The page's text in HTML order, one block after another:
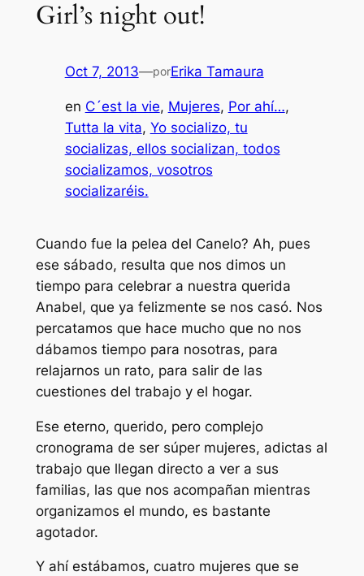
Girl’s night out!
Oct 7, 2013—porErika Tamaura
en C´est la vie, Mujeres, Por ahí…
Tutta la vita, Yo socializo, tu
socializas, ellos socializan, todos
socializamos, vosotros
socializaréis.
Cuando fue la pelea del Canelo? Ah, pues
ese sábado, resulta que nos dimos un
tiempo para celebrar a nuestra querida
Anabel, que ya felizmente se nos casó. Nos
percatamos que hace mucho que no nos
dábamos tiempo para nosotras, para
relajarnos un rato, para salir de las
cuestiones del trabajo y el hogar.
Ese eterno, querido, pero complejo
cronograma de ser súper mujeres, adictas al
trabajo que llegan directo a ver a sus
familias, las que nos acompañan mientras
organizamos el mundo, es bastante
agotador.
Y ahí estábamos, cuatro mujeres que se